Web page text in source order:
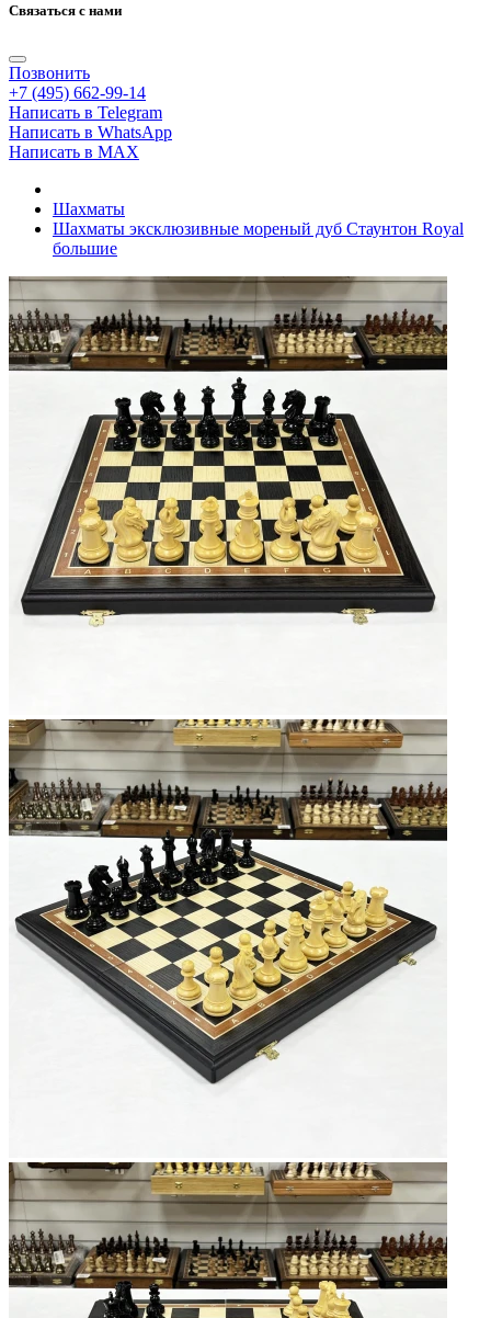
Связаться с нами
Позвонить
+7 (495) 662-99-14
Написать в Telegram
Написать в WhatsApp
Написать в MAX
Шахматы
Шахматы эксклюзивные мореный дуб Стаунтон Royal
большие